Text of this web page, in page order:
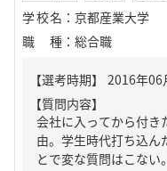
学校名 ： 京都産業大学
職種 ： 総合職
【質問内容】
会社に入ってから付き
由。学生時代打ち込ん
とで変な質問はこな